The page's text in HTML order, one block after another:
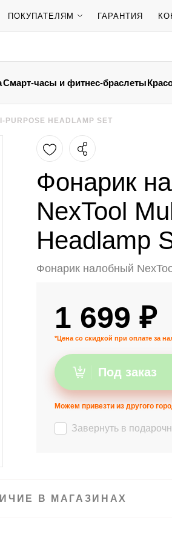
ПОКУПАТЕЛЯМ ГАРАНТИЯ
Смарт-часы и фитнес-браслеты
HEADLAMP SET
Фонарик
NexTool
Headlamp
Фонарик налобный
1 699 ₽
*Цена со скидкой при оплате за
Под заказ
Можем привезти из другого
Завернуть в
В МАГАЗИНАХ